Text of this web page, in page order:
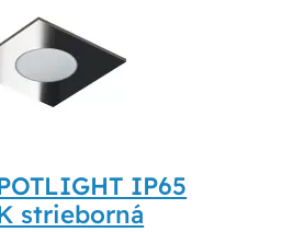
IP65
strieborná